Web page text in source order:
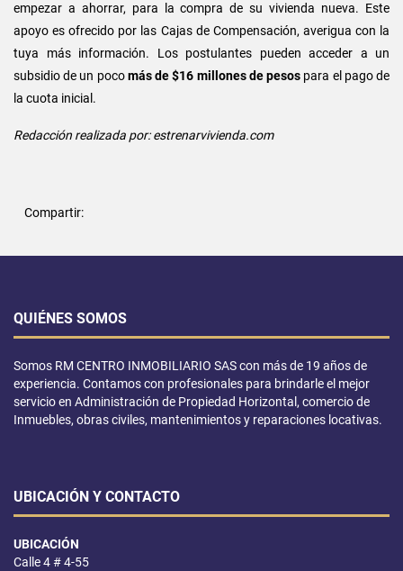
empezar a ahorrar, para la compra de su vivienda nueva. Este
apoyo es ofrecido por las Cajas de Compensación, averigua con la
tuya más información. Los postulantes pueden acceder a un
subsidio de un pocomás de $16 millones de pesos para el pago de
la cuota inicial.
Redacción realizada por: estrenarvivienda.com
Compartir:
QUIÉNES SOMOS
Somos RM CENTRO INMOBILIARIO SAS con más de 19 años de
experiencia. Contamos con profesionales para brindarle el mejor
servicio en Administración de Propiedad Horizontal, comercio de
Inmuebles, obras civiles, mantenimientos y reparaciones locativas.
UBICACIÓN Y CONTACTO
UBICACIÓN
Calle 4 # 4-55